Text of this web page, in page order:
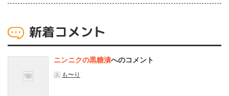
新着コメント
ニンニクの黒糖漬へのコメント
も〜り